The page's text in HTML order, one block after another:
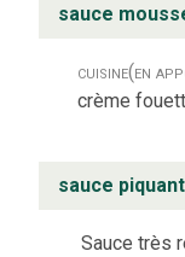
sauce
cuisine(en
crème
sauce
Sauce très